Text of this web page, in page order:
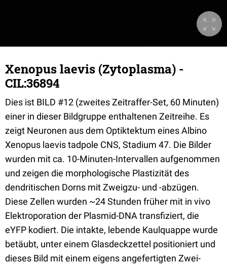
Xenopus laevis (Zytoplasma) -
CIL:36894
Dies ist BILD #12 (zweites Zeitraffer-Set, 60 Minuten)
einer in dieser Bildgruppe enthaltenen Zeitreihe. Es
zeigt Neuronen aus dem Optiktektum eines Albino
Xenopus laevis tadpole CNS, Stadium 47. Die Bilder
wurden mit ca. 10-Minuten-Intervallen aufgenommen
und zeigen die morphologische Plastizität des
dendritischen Dorns mit Zweigzu- und -abzügen.
Diese Zellen wurden ~24 Stunden früher mit in vivo
Elektroporation der Plasmid-DNA transfiziert, die
eYFP kodiert. Die intakte, lebende Kaulquappe wurde
betäubt, unter einem Glasdeckzettel positioniert und
dieses Bild mit einem eigens angefertigten Zwei-